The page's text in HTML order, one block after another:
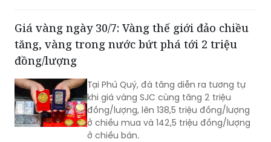
Giá vàng ngày 30/7: Vàng thế giới đảo chiều
tăng, vàng trong nước bứt phá tới 2 triệu
đồng/lượng
Tại Phú Quý, đà tăng diễn ra tương tự
khi giá vàng SJC cùng tăng 2 triệu
đồng/lượng, lên 138,5 triệu đồng/lượng
ở chiều mua và 142,5 triệu đồng/lượng
ở chiều bán.